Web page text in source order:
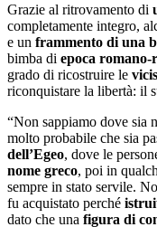
Grazie al ritrovamento di
completamente integro,
e un frammento di una
bimba di epoca
grado di ricostruire le
riconquistare la libertà: il
“Non sappiamo dove sia
molto probabile che sia
dell’Egeo, dove le
nome greco, poi in
sempre in stato servile.
fu acquistato perché
dato che una figura di